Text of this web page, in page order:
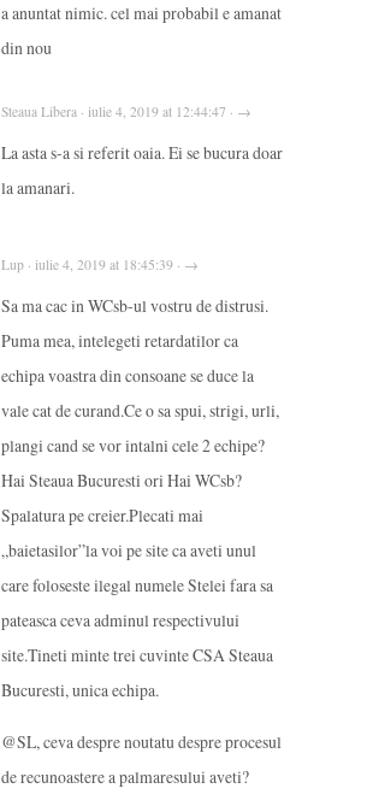
a anuntat nimic. cel mai probabil e amanat
din nou
Steaua Libera · iulie 4, 2019 at 12:44:47 · →
La asta s-a si referit oaia. Ei se bucura doar
la amanari.
Lup · iulie 4, 2019 at 18:45:39 · →
Sa ma cac in WCsb-ul vostru de distrusi.
Puma mea, intelegeti retardatilor ca
echipa voastra din consoane se duce la
vale cat de curand.Ce o sa spui, strigi, urli,
plangi cand se vor intalni cele 2 echipe?
Hai Steaua Bucuresti ori Hai WCsb?
Spalatura pe creier.Plecati mai
„baietasilor”la voi pe site ca aveti unul
care foloseste ilegal numele Stelei fara sa
pateasca ceva adminul respectivului
site.Tineti minte trei cuvinte CSA Steaua
Bucuresti, unica echipa.
@SL, ceva despre noutatu despre procesul
de recunoastere a palmaresului aveti?